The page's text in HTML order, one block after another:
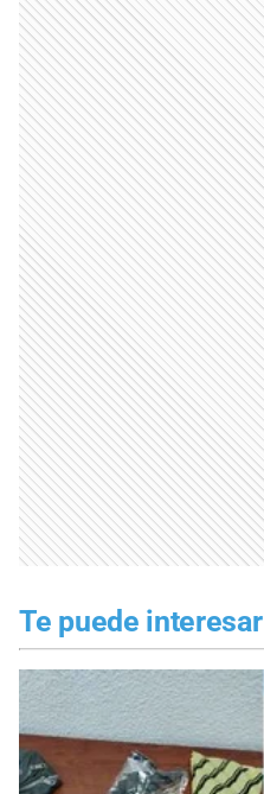
Te puede interesar